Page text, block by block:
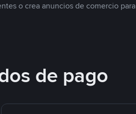
o crea anuncios de comercio para
de pago